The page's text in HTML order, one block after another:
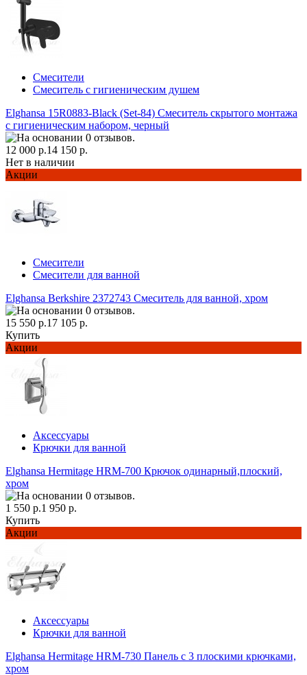
Смесители
Смеситель с гигиеническим душем
Elghansa 15R0883-Black (Set-84) Смеситель скрытого монтажа
с гигиеническим набором, черный
12 000 р.14 150 р.
Нет в наличии
Акции
Смесители
Смесители для ванной
Elghansa Berkshire 2372743 Смеситель для ванной, хром
15 550 р.17 105 р.
Купить
Акции
Аксессуары
Крючки для ванной
Elghansa Hermitage HRM-700 Крючок одинарный,плоский,
хром
1 550 р.1 950 р.
Купить
Акции
Аксессуары
Крючки для ванной
Elghansa Hermitage HRM-730 Панель с 3 плоскими крючками,
хром